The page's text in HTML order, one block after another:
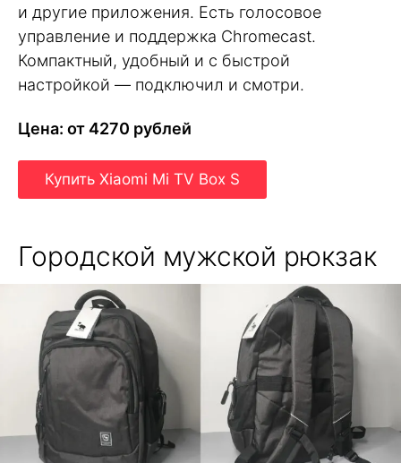
и другие приложения. Есть голосовое
управление и поддержка Chromecast.
Компактный, удобный и с быстрой
настройкой — подключил и смотри.
Цена: от 4270 рублей
Купить Xiaomi Mi TV Box S
Городской мужской рюкзак